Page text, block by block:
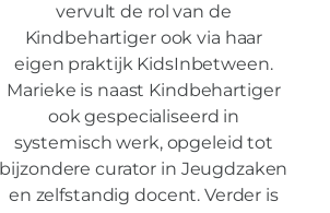
vervult de rol van de
Kindbehartiger ook via haar
eigen praktijk KidsInbetween.
Marieke is naast Kindbehartiger
ook gespecialiseerd in
systemisch werk, opgeleid tot
bijzondere curator in Jeugdzaken
en zelfstandig docent. Verder is